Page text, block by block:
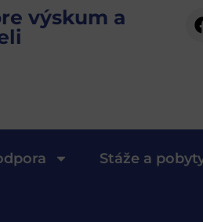
výskum a
Stáže a